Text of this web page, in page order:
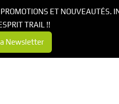
ET NOUVEAUTÉS.
TRAIL !!
Newsletter